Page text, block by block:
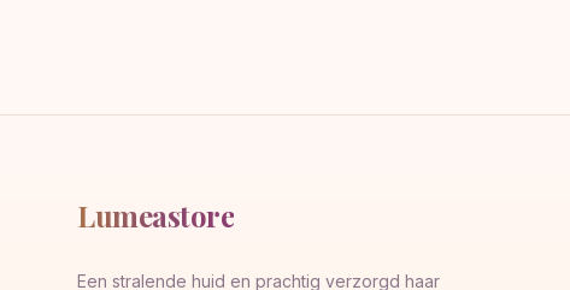
Lumeastore
Een stralende huid en prachtig verzorgd haar